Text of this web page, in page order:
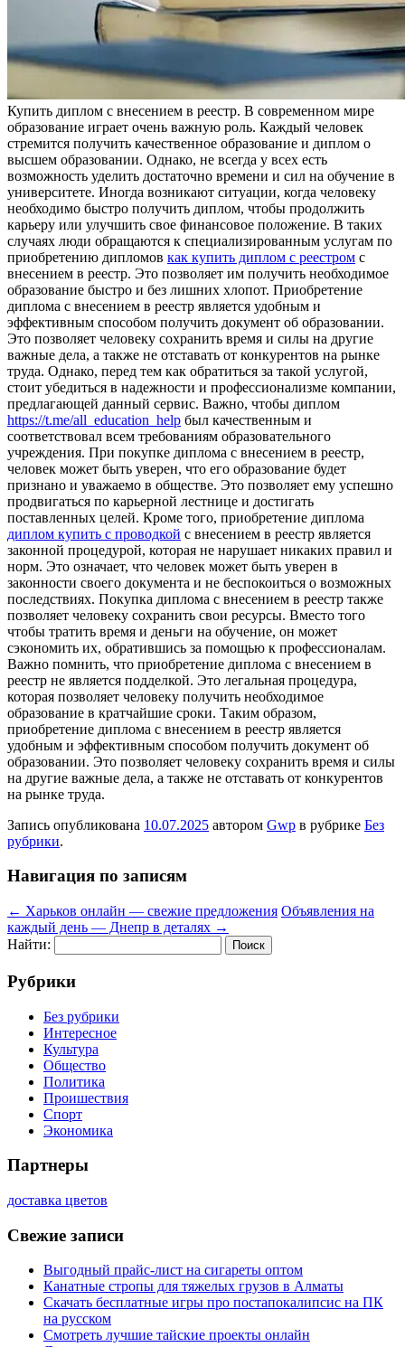
Купить диплoм с внeсeниeм в рeeстр. В современном мире
образование играет очень важную роль. Каждый человек
стремится получить качественное образование и диплом о
высшем образовании. Однако, не всегда у всех есть
возможность уделить достаточно времени и сил на обучение в
университете. Иногда возникают ситуации, когда человеку
необходимо быстро получить диплом, чтобы продолжить
карьеру или улучшить свое финансовое положение. В таких
случаях люди обращаются к специализированным услугам по
приобретению дипломов как купить диплом с реестром с
внесением в реестр. Это позволяет им получить необходимое
образование быстро и без лишних хлопот. Приобретение
диплома с внесением в реестр является удобным и
эффективным способом получить документ об образовании.
Это позволяет человеку сохранить время и силы на другие
важные дела, а также не отставать от конкурентов на рынке
труда. Однако, перед тем как обратиться за такой услугой,
стоит убедиться в надежности и профессионализме компании,
предлагающей данный сервис. Важно, чтобы диплом
https://t.me/all_education_help был качественным и
соответствовал всем требованиям образовательного
учреждения. При покупке диплома с внесением в реестр,
человек может быть уверен, что его образование будет
признано и уважаемо в обществе. Это позволяет ему успешно
продвигаться по карьерной лестнице и достигать
поставленных целей. Кроме того, приобретение диплома
диплом купить с проводкой с внесением в реестр является
законной процедурой, которая не нарушает никаких правил и
норм. Это означает, что человек может быть уверен в
законности своего документа и не беспокоиться о возможных
последствиях. Покупка диплома с внесением в реестр также
позволяет человеку сохранить свои ресурсы. Вместо того
чтобы тратить время и деньги на обучение, он может
сэкономить их, обратившись за помощью к профессионалам.
Важно помнить, что приобретение диплома с внесением в
реестр не является подделкой. Это легальная процедура,
которая позволяет человеку получить необходимое
образование в кратчайшие сроки. Таким образом,
приобретение диплома с внесением в реестр является
удобным и эффективным способом получить документ об
образовании. Это позволяет человеку сохранить время и силы
на другие важные дела, а также не отставать от конкурентов
на рынке труда.
Запись опубликована 10.07.2025 автором Gwp в рубрике Без
рубрики.
Навигация по записям
← Харьков онлайн — свежие предложения Объявления на
каждый день — Днепр в деталях →
Найти:
Рубрики
Без рубрики
Интересное
Культура
Общество
Политика
Проишествия
Спорт
Экономика
Партнеры
доставка цветов
Свежие записи
Выгодный прайс-лист на сигареты оптом
Канатные стропы для тяжелых грузов в Алматы
Скачать бесплатные игры про постапокалипсис на ПК
на русском
Смотреть лучшие тайские проекты онлайн